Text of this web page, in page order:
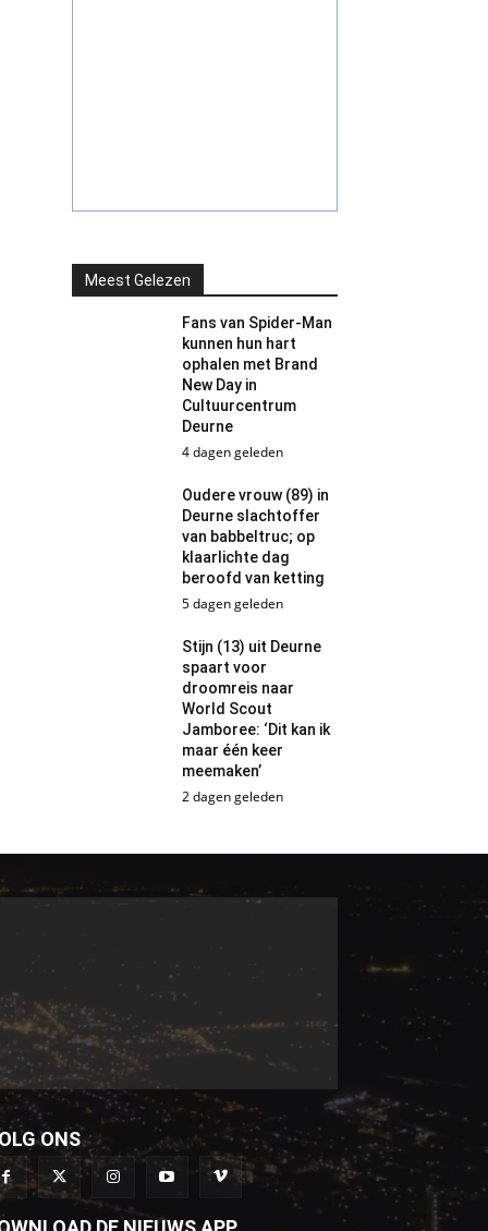
Meest Gelezen
Fans van Spider-Man
kunnen hun hart
ophalen met Brand
New Day in
Cultuurcentrum
Deurne
4 dagen geleden
Oudere vrouw (89) in
Deurne slachtoffer
van babbeltruc; op
klaarlichte dag
beroofd van ketting
5 dagen geleden
Stijn (13) uit Deurne
spaart voor
droomreis naar
World Scout
Jamboree: ‘Dit kan ik
maar één keer
meemaken’
2 dagen geleden
ONS